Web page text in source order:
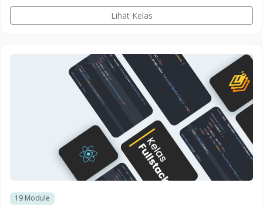
Lihat Kelas
19Module